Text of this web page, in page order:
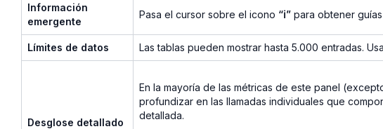
Información
emergente
Pasa el cursor sobre el icono “ℹ” para obtener
Límites de datos Las tablas pueden mostrar hasta 5.000 entradas.
Desglose detallado
En la mayoría de las métricas de este panel
profundizar en las llamadas individuales que
detallada.